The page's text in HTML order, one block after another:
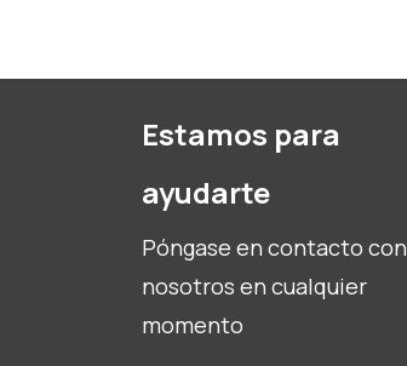
Estamos para
ayudarte
Póngase en contacto con
nosotros en cualquier
momento